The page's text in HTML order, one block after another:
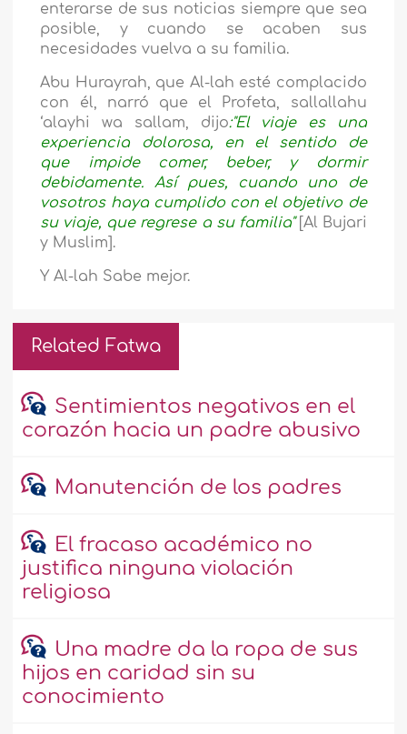
enterarse de sus noticias siempre que sea
posible, y cuando se acaben sus
necesidades vuelva a su familia.
Abu Hurayrah, que Al-lah esté complacido
con él, narró que el Profeta, sallallahu
‘alayhi wa sallam, dijo:"El viaje es una
experiencia dolorosa, en el sentido de
que impide comer, beber, y dormir
debidamente. Así pues, cuando uno de
vosotros haya cumpli­do con el objetivo de
su viaje, que regrese a su familia"[Al Bujari
y Muslim].
Y Al-lah Sabe mejor.
Related Fatwa
Sentimientos negativos en el
corazón hacia un padre abusivo
Manutención de los padres
El fracaso académico no
justifica ninguna violación
religiosa
Una madre da la ropa de sus
hijos en caridad sin su
conocimiento